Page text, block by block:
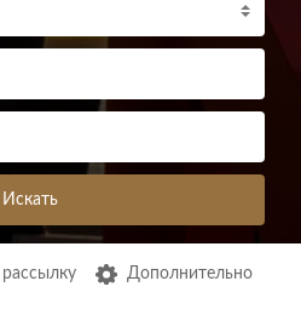
Искать
Дополнительно